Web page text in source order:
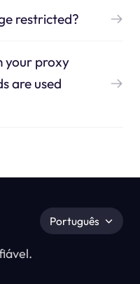
restricted?
your proxy
are used
Português